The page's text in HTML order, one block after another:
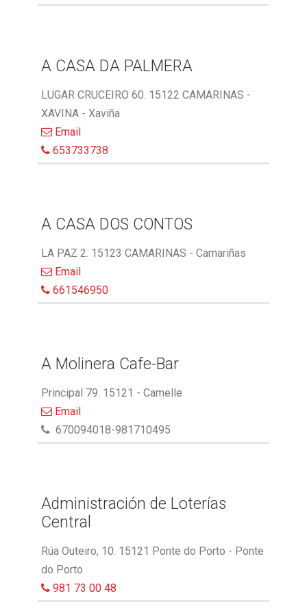
A CASA DA PALMERA
LUGAR CRUCEIRO 60. 15122 CAMARINAS -
XAVINA - Xaviña
Email
653733738
A CASA DOS CONTOS
LA PAZ 2. 15123 CAMARINAS - Camariñas
Email
661546950
A Molinera Cafe-Bar
Principal 79. 15121 - Camelle
Email
670094018-981710495
Administración de Loterías
Central
Rúa Outeiro, 10. 15121 Ponte do Porto - Ponte
do Porto
981 73 00 48